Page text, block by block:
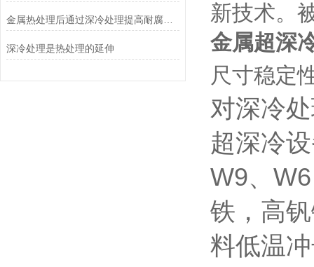
金属热处理后通过深冷处理提高耐腐蚀性
深冷处理是热处理的延伸
新技术。
金属超深
尺寸稳定
对深冷
超深冷
W9、
铁，高
料低温